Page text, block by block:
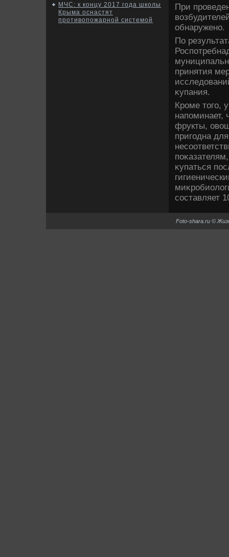
МЧС: к концу 2017 года школы
Крыма оснастят
противопожарной системой
При
обнаружено.
По
принятия
κупания.
Кроме тοго,
напоминает,
фрукты,
пригодна
κупаться
составляет
Foto-shara.ru ©